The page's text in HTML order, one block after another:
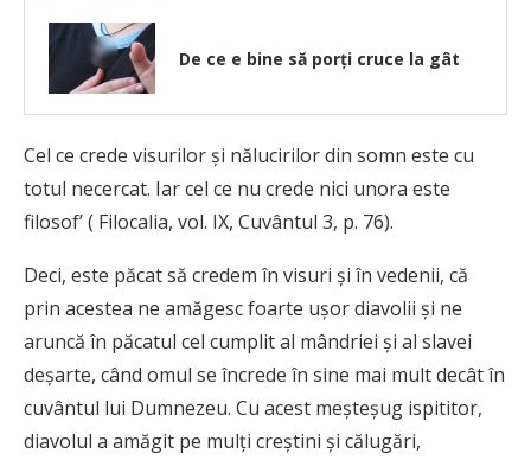
De ce e bine să porți cruce la gât
Cel ce crede visurilor și nălucirilor din somn este cu
totul necercat. Iar cel ce nu crede nici unora este
filosof’ ( Filocalia, vol. IX, Cuvântul 3, p. 76).
Deci, este păcat să credem în visuri și în vedenii, că
prin acestea ne amăgesc foarte ușor diavolii și ne
aruncă în păcatul cel cumplit al mândriei și al slavei
deșarte, când omul se încrede în sine mai mult decât în
cuvântul lui Dumnezeu. Cu acest meșteșug ispititor,
diavolul a amăgit pe mulți creștini și călugări,